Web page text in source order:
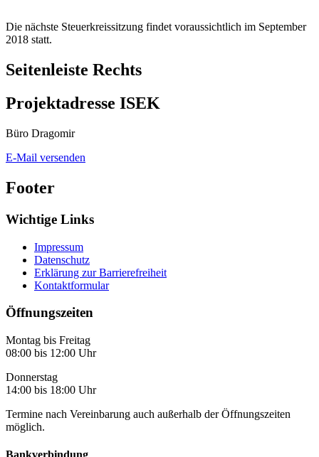
Die nächste Steuerkreissitzung findet voraussichtlich im September
2018 statt.
Seitenleiste Rechts
Projektadresse ISEK
Büro Dragomir
E-Mail versenden
Footer
Wichtige Links
Impressum
Datenschutz
Erklärung zur Barrierefreiheit
Kontaktformular
Öffnungszeiten
Montag bis Freitag
08:00 bis 12:00 Uhr
Donnerstag
14:00 bis 18:00 Uhr
Termine nach Vereinbarung auch außerhalb der Öffnungszeiten
möglich.